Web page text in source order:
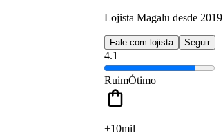
Lojista Magalu desde 2019
Fale com lojista Seguir
4.1
RuimÓtimo
+10mil